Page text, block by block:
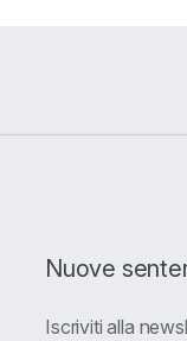
Nuove
Iscriviti alla